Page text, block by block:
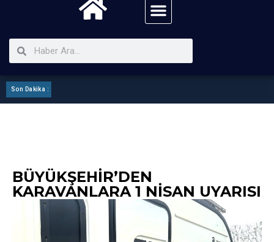
Son Dakika :
BÜYÜKŞEHIR’DEN
KARAVANLARA 1 NISAN UYARISI